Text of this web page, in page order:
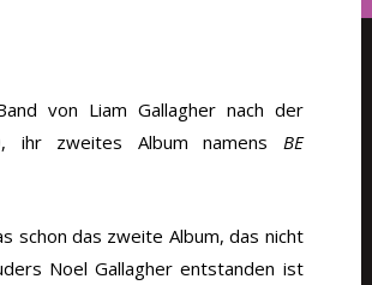
von Liam Gallagher nach der
ihr zweites Album namens BE
schon das zweite Album, das nicht
Noel Gallagher entstanden ist